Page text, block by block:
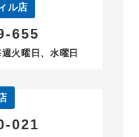
ル店
655
火曜日、水曜日
021